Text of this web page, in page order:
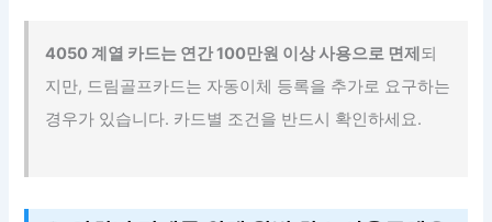
4050 계열 카드는 연간 100만원 이상 사용으로 면제 되
지만, 드림골프카드는 자동이체 등록을 추가로 요구하는
경우가 있습니다. 카드별 조건을 반드시 확인하세요.